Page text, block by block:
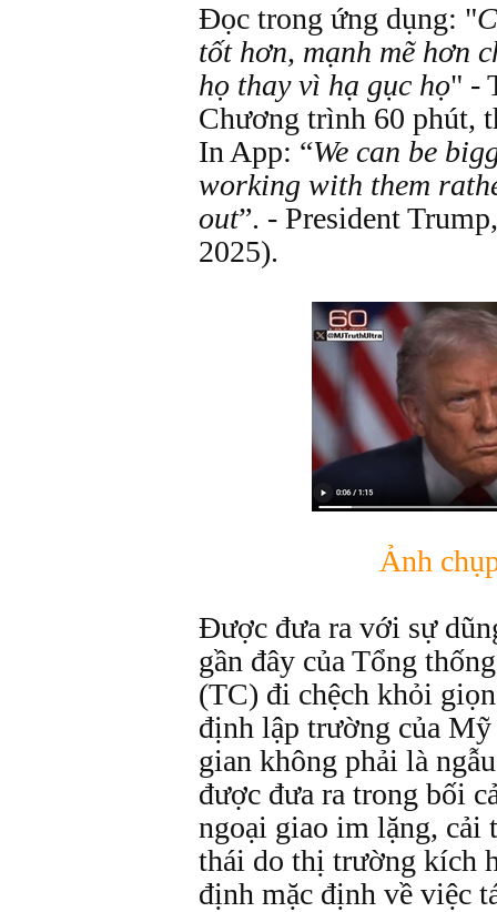
Đọc trong ứng dụng: "
tốt hơn, mạnh mẽ hơn
họ thay vì hạ gục họ" -
Chương trình 60 phút,
In App: “We can be
working with them
out”. - President
2025).
Ảnh
Được đưa ra với sự
gần đây của Tổng
(TC) đi chệch khỏi
định lập trường của
gian không phải là
được đưa ra trong bối
ngoại giao im lặng, cải
thái do thị trường kích
định mặc định về việc